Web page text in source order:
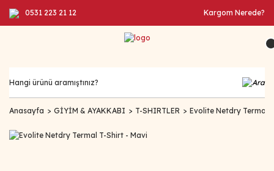
0531 223 21 12 Kargom Nerede?
Anasayfa GİYİM & AYAKKABI T-SHIRTLER Evolite Netdry Termal